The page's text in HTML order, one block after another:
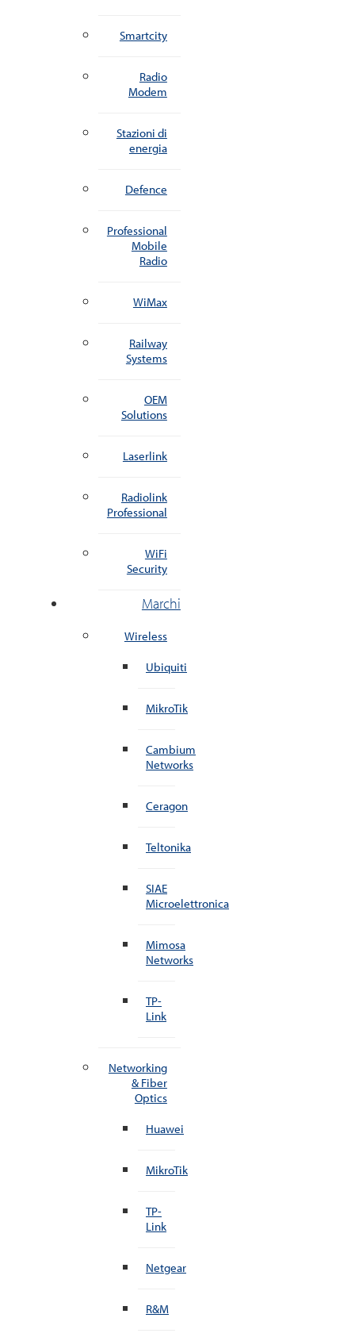
Smartcity
Radio
Modem
Stazioni di
energia
Defence
Professional
Mobile
Radio
WiMax
Railway
Systems
OEM
Solutions
Laserlink
Radiolink
Professional
WiFi
Security
Marchi
Wireless
Ubiquiti
MikroTik
Cambium
Networks
Ceragon
Teltonika
SIAE
Microelettronica
Mimosa
Networks
TP-
Link
Networking
& Fiber
Optics
Huawei
MikroTik
TP-
Link
Netgear
R&M